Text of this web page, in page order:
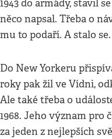
1943 do armády, stavil
něco napsal. Třeba o
mu to podaří. A stalo se.
Do New Yorkeru
roky pak žil ve Vídni,
Ale také třeba o
1968. Jeho význam pro
za jeden z nejlepších